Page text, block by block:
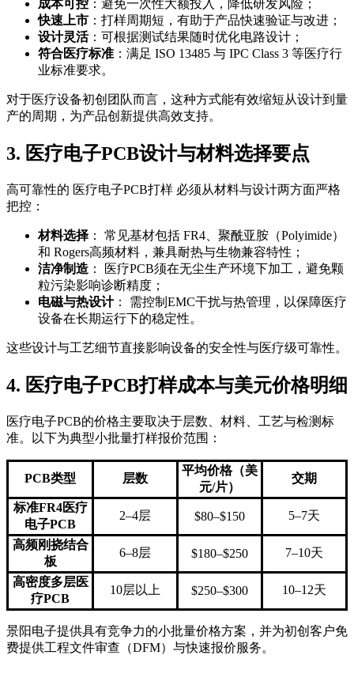
成本可控 ：避免一次性大额投入，降低研发风险；
快速上市 ：打样周期短，有助于产品快速验证与改进；
设计灵活：可根据测试结果随时优化电路设计；
符合医疗标准 ：满足 ISO 13485 与 IPC Class 3 等医疗行
业标准要求。
对于医疗设备初创团队而言，这种方式能有效缩短从设计到量
产的周期，为产品创新提供高效支持。
3. 医疗电子PCB设计与材料选择要点
高可靠性的 医疗电子PCB打样 必须从材料与设计两方面严格
把控：
材料选择 ： 常见基材包括 FR4、聚酰亚胺（Polyimide）
和 Rogers高频材料，兼具耐热与生物兼容特性；
洁净制造 ： 医疗PCB须在无尘生产环境下加工，避免颗
粒污染影响诊断精度；
电磁与热设计： 需控制EMC干扰与热管理，以保障医疗
设备在长期运行下的稳定性。
这些设计与工艺细节直接影响设备的安全性与医疗级可靠性。
4. 医疗电子PCB打样成本与美元价格明细
医疗电子PCB的价格主要取决于层数、材料、工艺与检测标
准。以下为典型小批量打样报价范围：
PCB类型 层数
平均价格（美
元/片）
交期
标准FR4医疗
电子PCB
2–4层 $80–$150 5–7天
高频刚挠结合
板
6–8层 $180–$250 7–10天
高密度多层医
疗PCB
10层以上 $250–$300 10–12天
景阳电子提供具有竞争力的小批量价格方案，并为初创客户免
费提供工程文件审查（DFM）与快速报价服务。